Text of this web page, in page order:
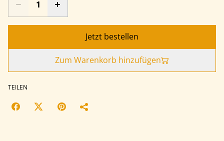
Jetzt bestellen
Zum Warenkorb hinzufügen
TEILEN